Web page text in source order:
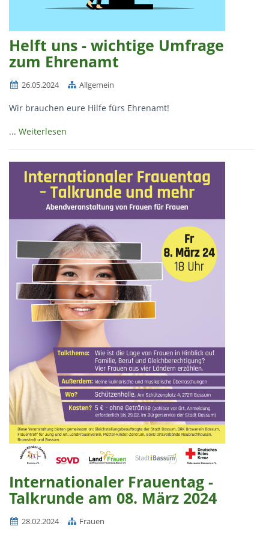
Helft uns - wichtige Umfrage
zum Ehrenamt
26.05.2024 Allgemein
Wir brauchen eure Hilfe fürs Ehrenamt!
... Weiterlesen
Internationaler Frauentag -
Talkrunde am 08. März 2024
28.02.2024 Frauen